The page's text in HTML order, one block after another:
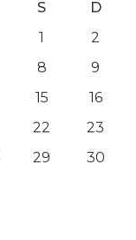
S
D
1
2
8
9
15
16
22
23
29
30